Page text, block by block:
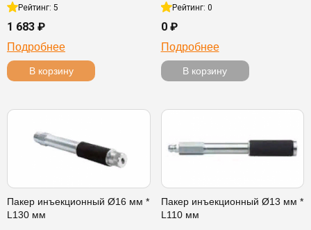
Рейтинг: 5
1 683 ₽
Подробнее
В корзину
Рейтинг: 0
0 ₽
Подробнее
В корзину
Пакер инъекционный Ø16 мм *
L130 мм
Пакер инъекционный Ø13 мм *
L110 мм